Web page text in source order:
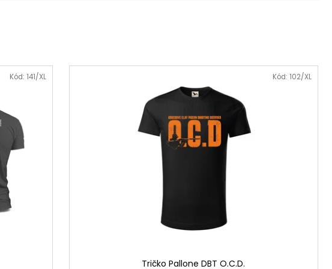
Kód:141/XL
Tričko Pallone DBT O.C.D.
Kód: 102/XL